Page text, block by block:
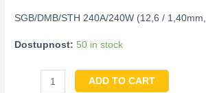
SGB/DMB/STH 240A/240W (12,6 /
Dostupnost: 50 in stock
ADD TO CART